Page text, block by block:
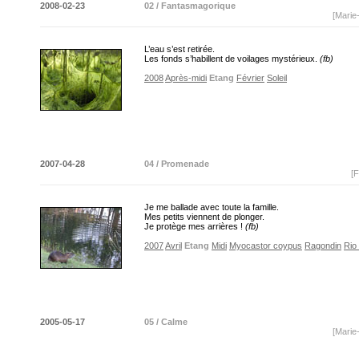
2008-02-23
02 / Fantasmagorique
L’eau s’est retirée.
Les fonds s’habillent de voilages mystérieux. (fb)
2008Après-midi Etang Février Soleil
2007-04-28
04 / Promenade
Je me ballade avec toute la famille.
Mes petits viennent de plonger.
Je protège mes arrières ! (fb)
2007Avril Etang Midi Myocastor coypus Ragondin Rio
2005-05-17
05 / Calme